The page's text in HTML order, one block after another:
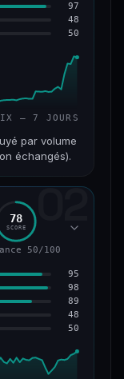
97
48
50
— 7 JOURS
par volume
échangés).
24 H
J
43/100
02
78
SCORE
50/100
95
98
89
48
50